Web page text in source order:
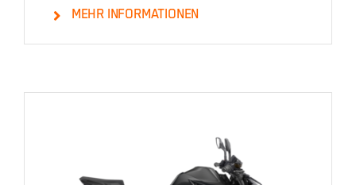
MEHR INFORMATIONEN